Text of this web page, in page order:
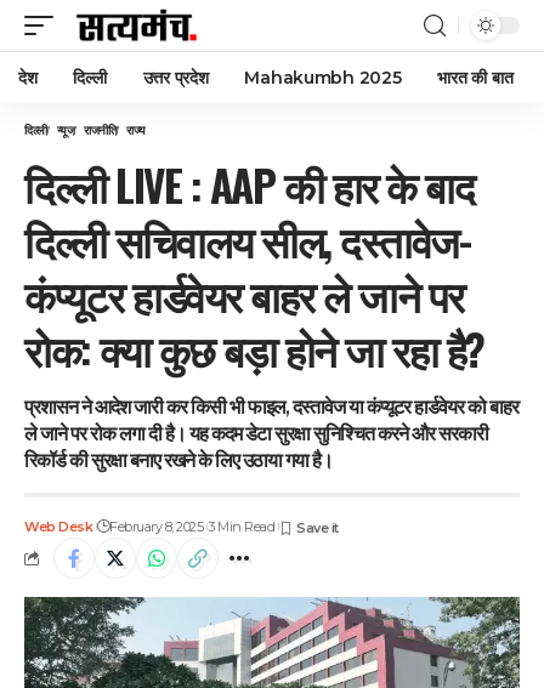
देश दिल्ली उत्तर प्रदेश Mahakumbh 2025 भारत की बात
दिल्ली न्यूज राजनीति राज्य
दिल्ली LIVE : AAP की हार के बाद
दिल्ली सचिवालय सील, दस्तावेज-
कंप्यूटर हार्डवेयर बाहर ले जाने पर
रोक: क्या कुछ बड़ा होने जा रहा है?
प्रशासन ने आदेश जारी कर किसी भी फाइल, दस्तावेज या कंप्यूटर हार्डवेयर को बाहर
ले जाने पर रोक लगा दी है। यह कदम डेटा सुरक्षा सुनिश्चित करने और सरकारी
रिकॉर्ड की सुरक्षा बनाए रखने के लिए उठाया गया है।
Web Desk February 8, 2025 3 Min Read